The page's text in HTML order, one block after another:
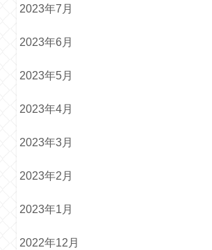
2023年7月
2023年6月
2023年5月
2023年4月
2023年3月
2023年2月
2023年1月
2022年12月